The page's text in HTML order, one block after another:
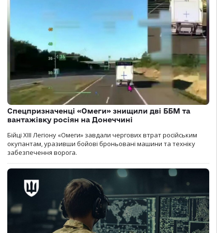
Спецпризначенці «Омеги» знищили дві ББМ та
вантажівку росіян на Донеччині
Бійці ХІІІ Легіону «Омеги» завдали чергових втрат російським
окупантам, уразивши бойові броньовані машини та техніку
забезпечення ворога.